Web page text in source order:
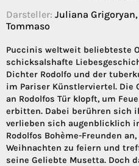
Darsteller: Juliana
Tommaso
Puccinis weltweit beliebteste
schicksalshafte
Dichter Rodolfo und der
im Pariser Künstlerviertel. Die
an Rodolfos Tür klopft, um
erbitten. Dabei berühren sich
verlieben sich augenblicklich
Rodolfos Bohème-Freunden
Weihnachten zu feiern und
seine Geliebte Musetta. Doch